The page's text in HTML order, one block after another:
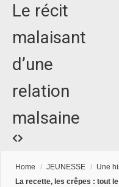
Le récit
malaisant
d’une
relation
malsaine
Home / JEUNESSE / Une
La recette, les crêpes : tout